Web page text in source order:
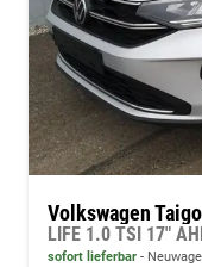
Volkswagen Taigo
LIFE 1.0 TSI 17"
sofort lieferbar